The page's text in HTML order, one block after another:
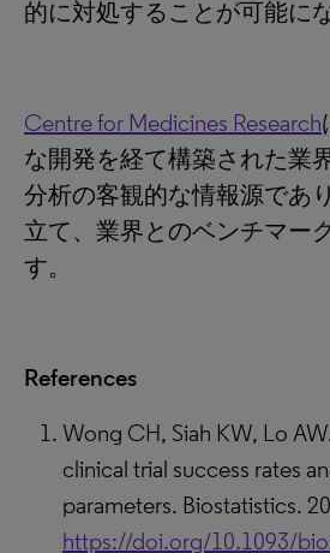
的に対処することが可能に
Centre for Medicines Research
な開発を経て構築された業
分析の客観的な情報源であ
立て、業界とのベンチマー
す。
References
Wong CH, Siah KW, Lo
clinical trial success rates
parameters. Biostatistics.
https://doi.org/10.1093/